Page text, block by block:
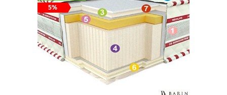
5%